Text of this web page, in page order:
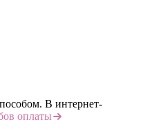
В интернет-
оплаты